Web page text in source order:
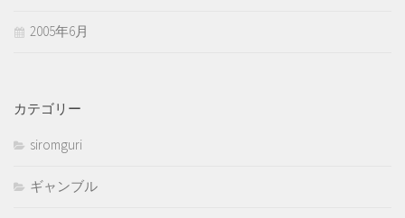
2005年6月
カテゴリー
siromguri
ギャンブル